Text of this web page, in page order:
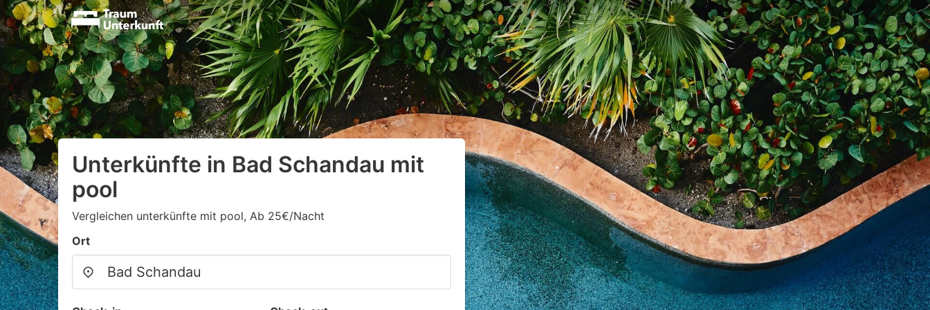
Unterkünfte in Bad Schandau mit
pool
Vergleichen unterkünfte mit pool, Ab 25€/Nacht
Ort